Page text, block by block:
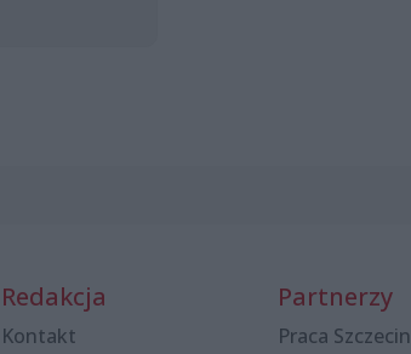
Redakcja
Kontakt
Partnerzy
Praca Szczecin